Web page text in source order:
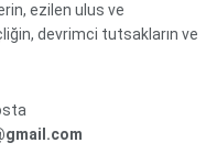
ezilen ulus ve
devrimci tutsakların ve